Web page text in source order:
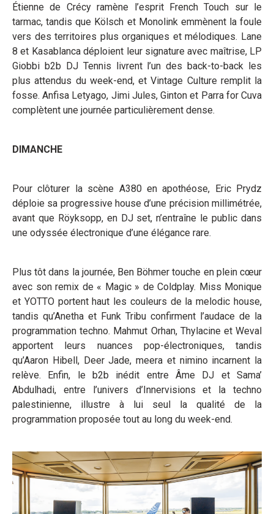
Étienne de Crécy ramène l’esprit French Touch sur le
tarmac, tandis que Kölsch et Monolink emmènent la foule
vers des territoires plus organiques et mélodiques. Lane
8 et Kasablanca déploient leur signature avec maîtrise, LP
Giobbi b2b DJ Tennis livrent l’un des back-to-back les
plus attendus du week-end, et Vintage Culture remplit la
fosse. Anfisa Letyago, Jimi Jules, Ginton et Parra for Cuva
complètent une journée particulièrement dense.
DIMANCHE
Pour clôturer la scène A380 en apothéose, Eric Prydz
déploie sa progressive house d’une précision millimétrée,
avant que Röyksopp, en DJ set, n’entraîne le public dans
une odyssée électronique d’une élégance rare.
Plus tôt dans la journée, Ben Böhmer touche en plein cœur
avec son remix de « Magic » de Coldplay. Miss Monique
et YOTTO portent haut les couleurs de la melodic house,
tandis qu’Anetha et Funk Tribu confirment l’audace de la
programmation techno. Mahmut Orhan, Thylacine et Weval
apportent leurs nuances pop-électroniques, tandis
qu’Aaron Hibell, Deer Jade, meera et nimino incarnent la
relève. Enfin, le b2b inédit entre Âme DJ et Sama’
Abdulhadi, entre l’univers d’Innervisions et la techno
palestinienne, illustre à lui seul la qualité de la
programmation proposée tout au long du week-end.